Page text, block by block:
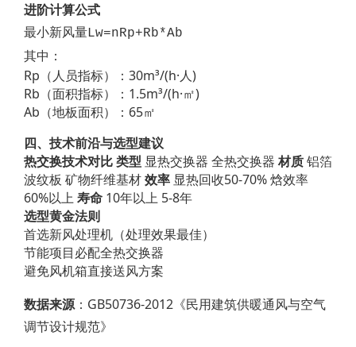
进阶计算公式
最小新风量Lw=nRp+Rb*Ab
其中：
Rp（人员指标）：30m³/(h·人)
Rb（面积指标）：1.5m³/(h·㎡)
Ab（地板面积）：65㎡
四、技术前沿与选型建议
热交换技术对比类型 显热交换器 全热交换器 材质铝箔
波纹板 矿物纤维基材效率 显热回收50-70% 焓效率
60%以上 寿命 10年以上 5-8年
选型黄金法则
首选新风处理机（处理效果最佳）
节能项目必配全热交换器
避免风机箱直接送风方案
数据来源：GB50736-2012《民用建筑供暖通风与空气
调节设计规范》